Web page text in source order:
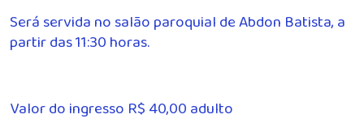
Será servida no salão paroquial de Abdon Batista, a
partir das 11:30 horas.
Valor do ingresso R$ 40,00 adulto